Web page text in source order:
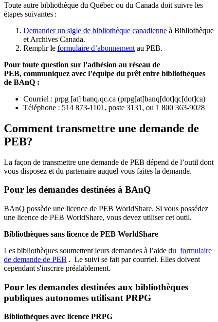
Toute autre bibliothèque du Québec ou du Canada doit suivre les
étapes suivantes :
Demander un sigle de bibliothèque canadienne à Bibliothèque
et Archives Canada.
Remplir le formulaire d’abonnement au PEB.
Pour toute question sur l’adhésion au réseau de
PEB, communiquez avec l’équipe du prêt entre bibliothèques
de BAnQ :
Courriel : prpg [at] banq.qc.ca (prpg[at]banq[dot]qc[dot]ca)
Téléphone : 514 873-1101, poste 3131, ou 1 800 363-9028
Comment transmettre une demande de
PEB?
La façon de transmettre une demande de PEB dépend de l’outil dont
vous disposez et du partenaire auquel vous faites la demande.
Pour les demandes destinées à BAnQ
BAnQ possède une licence de PEB WorldShare. Si vous possédez
une licence de PEB WorldShare, vous devez utiliser cet outil.
Bibliothèques sans licence de PEB WorldShare
Les bibliothèques soumettent leurs demandes à l’aide du formulaire
de demande de PEB . Le suivi se fait par courriel. Elles doivent
cependant s'inscrire préalablement.
Pour les demandes destinées aux bibliothèques
publiques autonomes utilisant PRPG
Bibliothèques avec licence PRPG